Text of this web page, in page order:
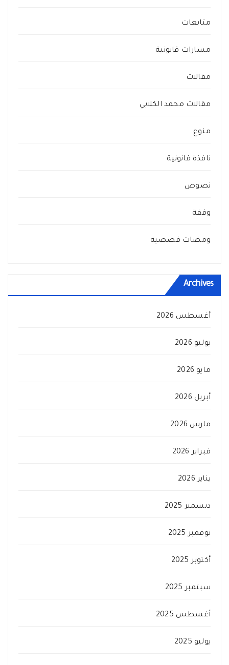
متابعات
مسارات قانونية
مقالات
مقالات محمد الكلابي
منوع
نافذة قانونية
نصوص
وقفة
ومضات قصصية
Archives
أغسطس 2026
يوليو 2026
مايو 2026
أبريل 2026
مارس 2026
فبراير 2026
يناير 2026
ديسمبر 2025
نوفمبر 2025
أكتوبر 2025
سبتمبر 2025
أغسطس 2025
يوليو 2025